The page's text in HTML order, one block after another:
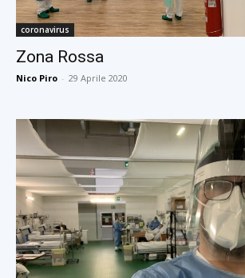
coronavirus
Zona Rossa
Nico Piro - 29 Aprile 2020